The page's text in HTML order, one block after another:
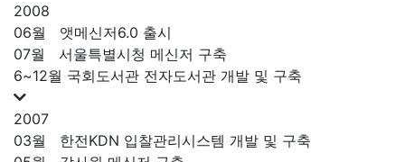
2008
06월
앳메신저6.0 출시
07월
서울특별시청 메신저 구축
6~12월 국회도서관 전자도서관 개발 및 구축
2007
03월
한전KDN 입찰관리시스템 개발 및 구축